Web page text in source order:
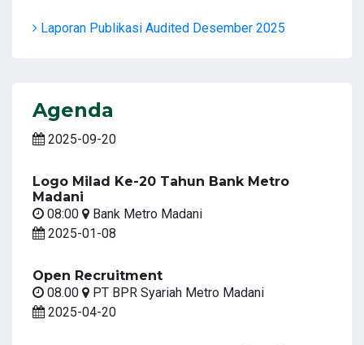
Laporan Publikasi Audited Desember 2025
Agenda
2025-09-20
Logo Milad Ke-20 Tahun Bank Metro
Madani
08:00
Bank Metro Madani
2025-01-08
Open Recruitment
08.00
PT BPR Syariah Metro Madani
2025-04-20